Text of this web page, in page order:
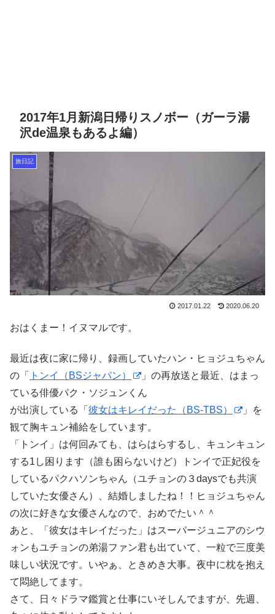
2017年1月新潟日帰りスノボー（ガーラ湯
沢de温泉もあるよ編）
旅日記
2017.01.22 2020.06.20
おはくまー！イヌマルです。
最近は夜に家に帰り、録画していたハン・ヒョジュちゃん
の「
トンイ（BSジャパン）
」の再放送と最近、はまっ
ている俳優パク・ソジュンくん
が出演している「 彼女はキレイだった（BS-TBS）
」を
観て胸キュン補給をしています。
「トンイ」は何回みても、はらはらするし、キュンキュン
する1し困ります（誰も困らないけど）トンイで正妃役を
しているパクハソンちゃん（ユチョンの３daysでも共演
していた女優さん）、結婚しましたね！！ヒョジュちゃん
の次に好きな女優さんなので、おめでたい＾＾
あと、「彼女はキレイだった」はスーパージュニアのシウ
ォンもユチョンの弟湯ファン君も出ていて、一粒で三度美
味しい状況です。いやぁ、ときめき大事。夜中に枕を抱え
て悶絶してます。
さて、日々ドラマ鑑賞と仕事にいそしんでますが、先週、